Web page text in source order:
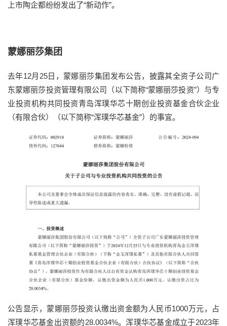
上市陶企都纷纷发出了“新动作”。
蒙娜丽莎集团
去年12月25日，蒙娜丽莎集团发布公告，披露其全资子公司广
东蒙娜丽莎投资管理有限公司（以下简称“蒙娜丽莎投资”）与专
业投资机构共同投资青岛浑璞华芯十期创业投资基金合伙企业
（有限合伙）（以下简称“浑璞华芯基金”）的事宜。
公告显示，蒙娜丽莎投资认缴出资金额为人民币1000万元，占
浑璞华芯基金出资额的28.0034%。浑璞华芯基金成立于2023年